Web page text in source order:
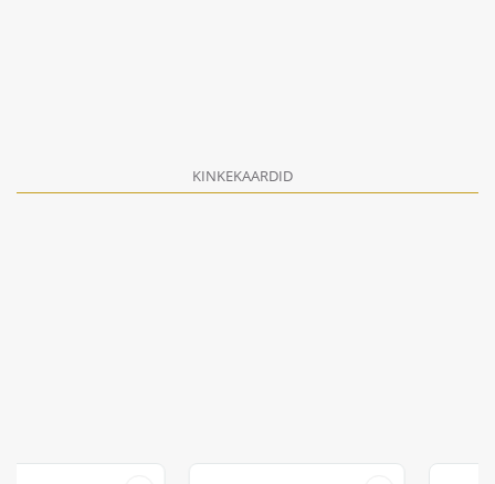
KINKEKAARDID